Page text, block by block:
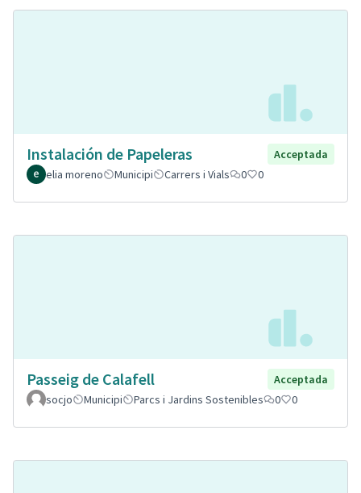
Instalación de Papeleras
Acceptada
elia moreno
Municipi Carrers i Vials 0 0
Passeig de Calafell
Acceptada
socjo
Municipi Parcs i Jardins Sostenibles 0 0